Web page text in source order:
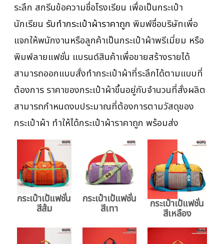
ระลึก สกรีนข้อความชื่อโรงเรียน เพื่อเป็นกระเป๋า
นักเรียน รับทำกระเป๋าผ้าราคาถูก พิมพ์ชื่อบริษัทเพื่อ
แจกให้พนักงานหรือลูกค้าเป็นกระเป๋าผ้าพรีเมี่ยม หรือ
พิมพ์ลายแฟชั่น แบรนด์สินค้าเพื่อขายสร้างรายได้
สามารถออกแบบสั่งทำกระเป๋าผ้าที่ระลึกได้ตามแบบที่
ต้องการ ราคาของกระเป๋าผ้าขึ้นอยู่กับจำนวนที่สั่งผลิต
สามารถกำหนดงบประมาณที่ต้องการตามวัสดุของ
กระเป๋าผ้า ทำให้ได้กระเป๋าผ้าราคาถูก พร้อมส่ง
กระเป๋าเป้แฟชั่น
สีส้ม
กระเป๋าเป้แฟชั่น
สีเทา กระเป๋าเป้แฟชั่น
สีเหลือง